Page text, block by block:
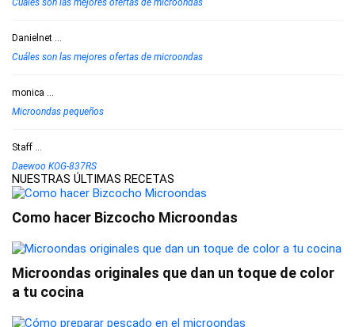
Cuáles son las mejores ofertas de microondas
Danielnet ...
Cuáles son las mejores ofertas de microondas
monica ...
Microondas pequeños
Staff ...
Daewoo KOG-837RS
NUESTRAS ÚLTIMAS RECETAS
Como hacer Bizcocho Microondas
Microondas originales que dan un toque de color
a tu cocina